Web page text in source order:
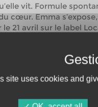
vit. Formule
cœur. Emma s’expose,
21 avril sur le label
Retour sur une
n’y croit pas. Le
rituel sacré : elle
parcourt le monde
des remix. Alliage
la chambre à
site uses cookies and